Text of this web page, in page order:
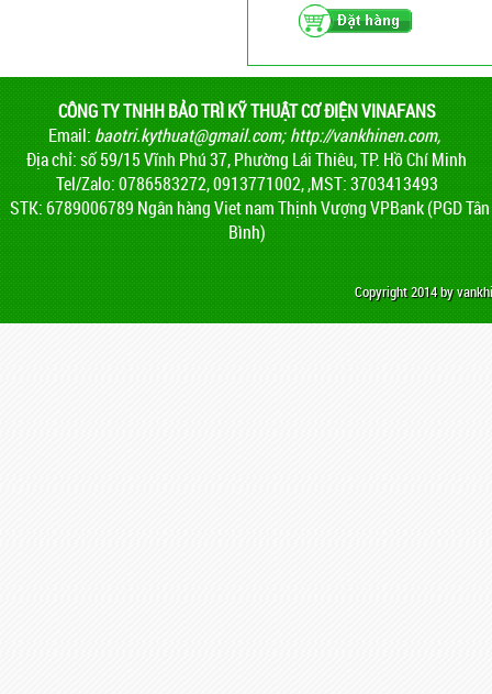
CÔNG TY TNHH BẢO TRÌ KỸ THUẬT CƠ ĐIỆN VINAFANS
Email: baotri.kythuat@gmail.com;http://vankhinen.com,
Địa chỉ: số 59/15 Vĩnh Phú 37, Phường Lái Thiêu, TP. Hồ Chí Minh
Tel/Zalo: 0786583272, 0913771002, ,MST: 3703413493
STK: 6789006789 Ngân hàng Viet nam Thịnh Vượng VPBank (PGD Tân
Bình)
Copyright 2014 by